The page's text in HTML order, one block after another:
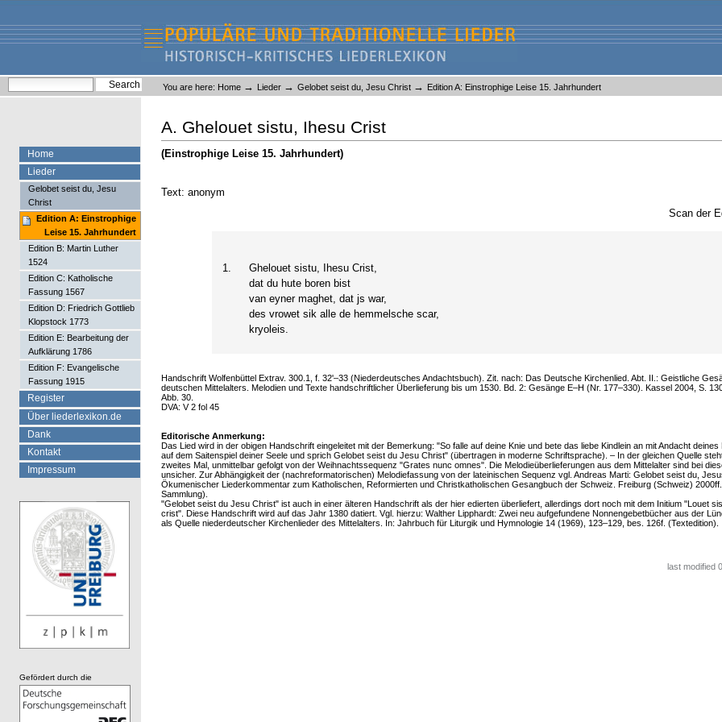
content.
navigation
Liederlexikon
Personal
tools
You are here: Home → Lieder → Gelobet seist du, Jesu Christ → Edition A: Einstrophige Leise 15. Jahrhundert
A. Ghelouet sistu, Ihesu Crist
(Einstrophige Leise 15. Jahrhundert)
Text: anonym
Scan der
1.
Ghelouet sistu, Ihesu Crist,
dat du hute boren bist
van eyner maghet, dat js war,
des vrowet sik alle de hemmelsche scar,
kryoleis.
Handschrift Wolfenbüttel Extrav. 300.1, f. 32'–33 (Niederdeutsches Andachtsbuch). Zit. nach: Das Deutsche Kirchenlied. Abt. II.: Geistliche
deutschen Mittelalters. Melodien und Texte handschriftlicher Überlieferung bis um 1530. Bd. 2: Gesänge E–H (Nr. 177–330). Kassel 2004, S.
Abb. 30.
DVA: V 2 fol 45
Editorische Anmerkung:
Das Lied wird in der obigen Handschrift eingeleitet mit der Bemerkung: "So falle auf deine Knie und bete das liebe Kindlein an mit Andacht
auf dem Saitenspiel deiner Seele und sprich Gelobet seist du Jesu Christ" (übertragen in moderne Schriftsprache). – In der gleichen Quelle
zweites Mal, unmittelbar gefolgt von der Weihnachtssequenz "Grates nunc omnes". Die Melodieüberlieferungen aus dem Mittelalter sind bei
unsicher. Zur Abhängigkeit der (nachreformatorischen) Melodiefassung von der lateinischen Sequenz vgl. Andreas Marti: Gelobet seist du,
Ökumenischer Liederkommentar zum Katholischen, Reformierten und Christkatholischen Gesangbuch der Schweiz. Freiburg (Schweiz)
Sammlung).
"Gelobet seist du Jesu Christ" ist auch in einer älteren Handschrift als der hier edierten überliefert, allerdings dort noch mit dem Initium "Louet
crist". Diese Handschrift wird auf das Jahr 1380 datiert. Vgl. hierzu: Walther Lipphardt: Zwei neu aufgefundene Nonnengebetbücher aus der
als Quelle niederdeutscher Kirchenlieder des Mittelalters. In: Jahrbuch für Liturgik und Hymnologie 14 (1969), 123–129, bes. 126f. (Textedition).
last modified
Home
Lieder
Gelobet seist du, Jesu
Christ
Edition A: Einstrophige
Leise 15. Jahrhundert
Edition B: Martin Luther
1524
Edition C: Katholische
Fassung 1567
Edition D: Friedrich Gottlieb
Klopstock 1773
Edition E: Bearbeitung der
Aufklärung 1786
Edition F: Evangelische
Fassung 1915
Register
Über liederlexikon.de
Dank
Kontakt
Impressum
Gefördert durch die